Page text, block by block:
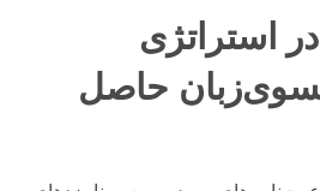
استراتژی
حاصل